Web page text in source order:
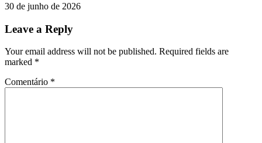
30 de junho de 2026
Leave a Reply
Your email address will not be published. Required fields are
marked *
Comentário *